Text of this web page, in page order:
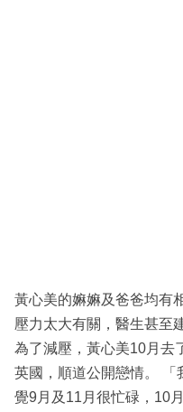
黃心美的嫲嫲及爸爸均有
壓力太大有關，醫生甚至
為了減壓，黃心美10月去
英國，順道公開戀情。 「
覺9月及11月很忙碌，10